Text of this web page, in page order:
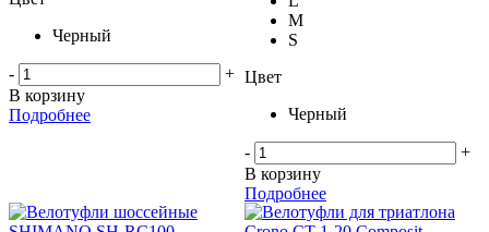
Черный
-
+
В корзину
Подробнее
M
S
Цвет
Черный
-
+
В корзину
Подробнее